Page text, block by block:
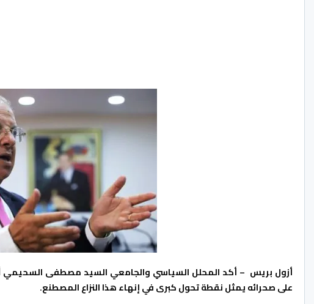
أزول بريس – أكد المحلل السياسي والجامعي السيد مصطفى السحيمي أن
على صحرائه يمثل نقطة تحول كبرى في إنهاء هذا النزاع المصطنع.